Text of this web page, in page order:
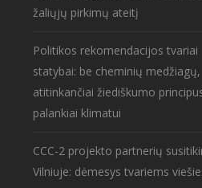
žaliųjų pirkimų ateitį
Politikos rekomendacijos tvariai
statybai: be cheminių medžiagų,
atitinkančiai žiediškumo
palankiai klimatui
CCC-2 projekto partnerių
Vilniuje: dėmesys tvariems